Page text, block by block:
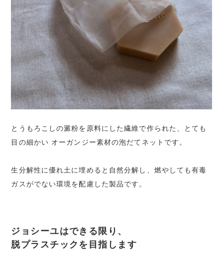
とうもろこしの澱粉を原料にした繊維で作られた、とても
目の細かい オーガンジー素材の泡だてネットです。
生分解性に優れ土に埋めると自然分解し、燃やしても有毒
ガスがでない環境を配慮した製品です。
ジョシーユはできる限り、
脱プラスチックを目指します